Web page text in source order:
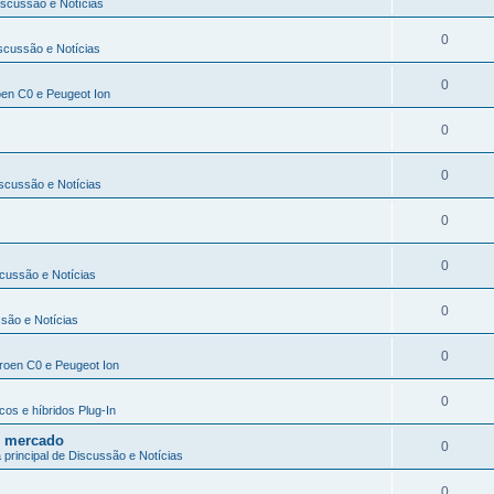
e Notícias
e Notícias
0
C0 e Peugeot Ion
0
0
e Notícias
0
0
e Notícias
0
e Notícias
0
C0 e Peugeot Ion
0
e híbridos Plug-In
0
principal de Discussão e Notícias
0